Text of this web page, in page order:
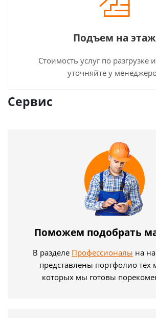
Подъем на этаж
Стоимость услуг по разгрузке
уточняйте у
Сервис
Поможем подобрать
В разделе Профессионалы на
представлены портфолио тех
которых мы готовы